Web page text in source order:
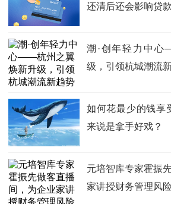
还清后还会影响贷
潮·创年轻力中
级，引领杭城潮流
如何花最少的钱享
来说是拿手好戏？
元培智库专家霍振
家讲授财务管理风险